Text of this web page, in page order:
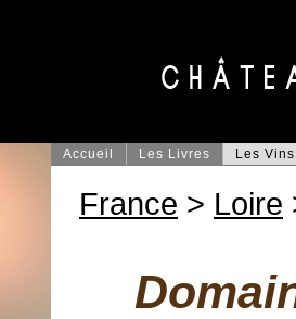
Accueil Les Livres Les Vins
France > Loire